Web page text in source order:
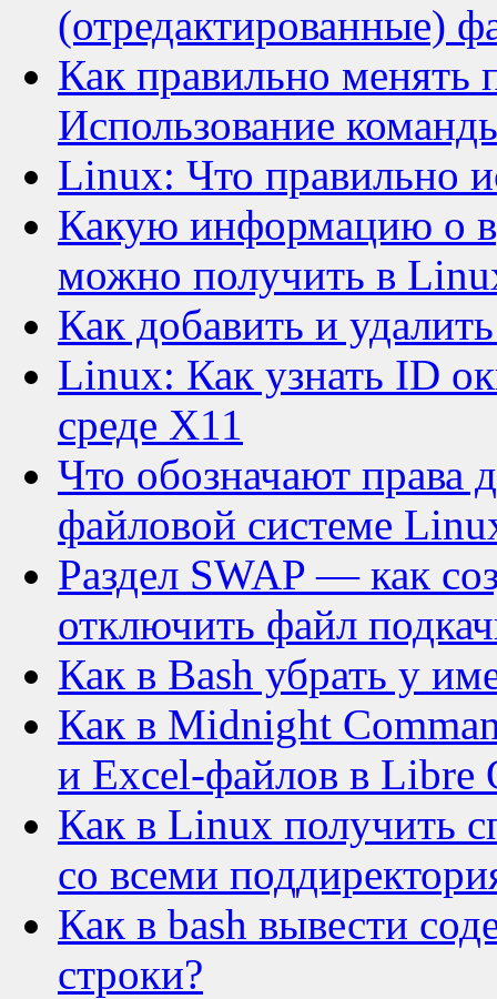
(отредактированные)
Как правильно менять
Использование
Linux: Что правильно
Какую информацию о
можно получить в
Как добавить и
Linux: Как узнать ID
среде X11
Что обозначают права
файловой системе
Раздел SWAP — как
отключить файл
Как в Bash убрать у
Как в Midnight
и Excel-файлов в Libre
Как в Linux получить
со всеми
Как в bash вывести
строки?